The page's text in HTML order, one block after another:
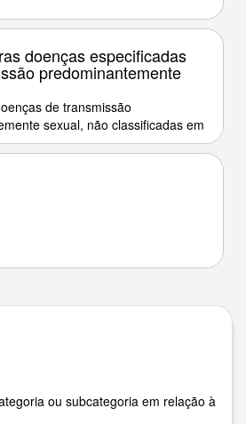
doenças especificadas
predominantemente
de transmissão
sexual, não classificadas em
ou subcategoria em relação à